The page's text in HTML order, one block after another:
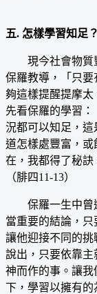
五. 怎樣學習知足？
現今社會物質豐
保羅教導，「只
夠這樣提醒提摩太
先看保羅的學習
況都可以知足，
道怎樣處豐富，
在，我都得了秘訣
（腓四11-13）
保羅一生中曾遇
當重要的結論，只
讓他迎接不同的
說出，只要依靠
神而作的事。讓我
下，學習以擁有